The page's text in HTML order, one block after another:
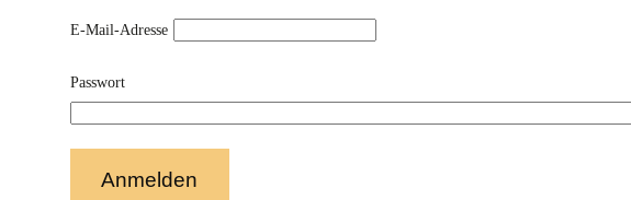
E-Mail-Adresse
Passwort
Anmelden